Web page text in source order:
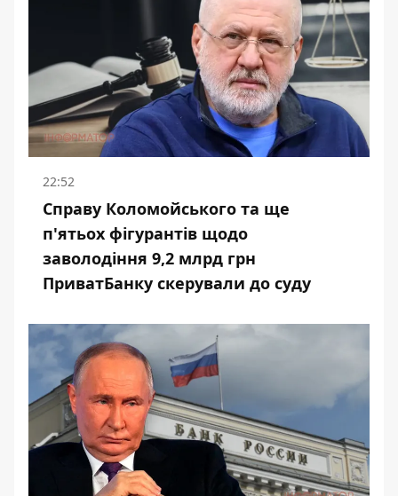
22:52
Справу Коломойського та ще
п'ятьох фігурантів щодо
заволодіння 9,2 млрд грн
ПриватБанку скерували до суду